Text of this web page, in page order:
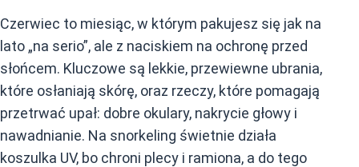
Czerwiec to miesiąc, w którym pakujesz się jak na
lato „na serio”, ale z naciskiem na ochronę przed
słońcem. Kluczowe są lekkie, przewiewne ubrania,
które osłaniają skórę, oraz rzeczy, które pomagają
przetrwać upał: dobre okulary, nakrycie głowy i
nawadnianie. Na snorkeling świetnie działa
koszulka UV, bo chroni plecy i ramiona, a do tego